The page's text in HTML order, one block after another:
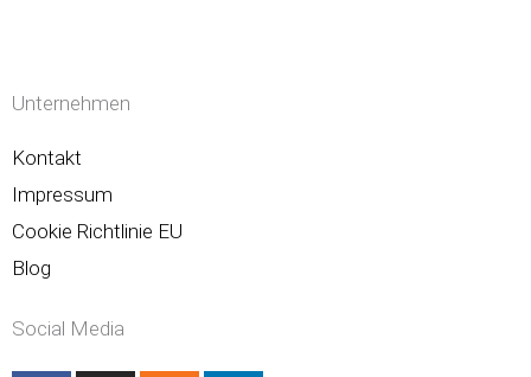
Unternehmen
Kontakt
Impressum
Cookie Richtlinie EU
Blog
Social Media